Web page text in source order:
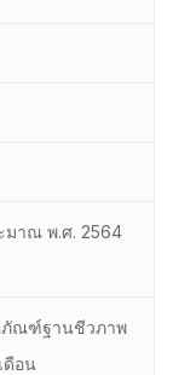
มาณ พ.ศ. 2564
ภัณฑ์ฐานชีวภาพ
ดือน